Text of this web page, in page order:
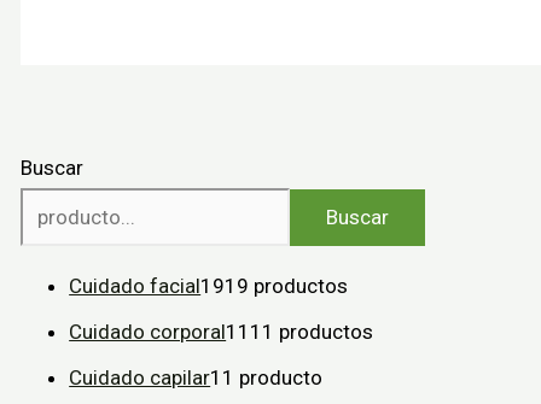
Buscar
Buscar
Cuidado facial1919 productos
Cuidado corporal11 11 productos
Cuidado capilar1 1 producto